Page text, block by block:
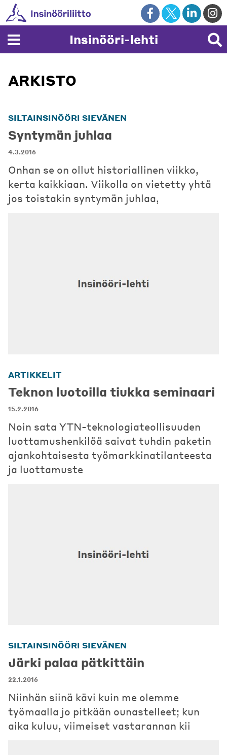
Skip
to
content
Insinööri-lehti
ARKISTO
SILTAINSINÖÖRI SIEVÄNEN
Syntymän juhlaa
4.3.2016
Onhan se on ollut historiallinen viikko,
kerta kaikkiaan. Viikolla on vietetty yhtä
jos toistakin syntymän juhlaa,
ARTIKKELIT
Teknon luotoilla tiukka seminaari
15.2.2016
Noin sata YTN-teknologiateollisuuden
luottamushenkilöä saivat tuhdin paketin
ajankohtaisesta työmarkkinatilanteesta
ja luottamuste
SILTAINSINÖÖRI SIEVÄNEN
Järki palaa pätkittäin
22.1.2016
Niinhän siinä kävi kuin me olemme
työmaalla jo pitkään ounastelleet; kun
aika kuluu, viimeiset vastarannan kii